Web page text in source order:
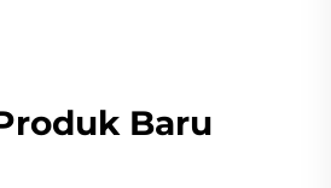
Baru